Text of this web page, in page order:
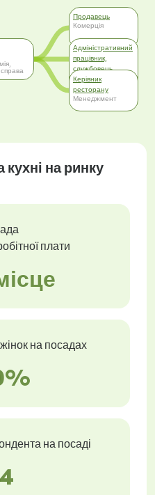
Продавець
Комерція
Адміністративний
працівник,
службовець
Адміністративна
робота
Керівник
ресторану
Менеджмент
на ринку
плати
на посадах
на посаді